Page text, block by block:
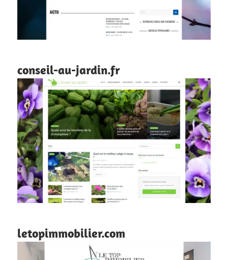
conseil-au-jardin.fr
letopimmobilier.com